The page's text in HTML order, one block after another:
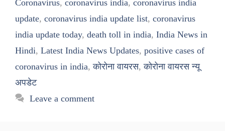
Coronavirus, coronavirus india, coronavirus india
update, coronavirus india update list, coronavirus
india update today, death toll in india, India News in
Hindi, Latest India News Updates, positive cases of
coronavirus in india,कोरोना वायरस,कोरोना वायरस न्यू
अपडेट
Leave a comment